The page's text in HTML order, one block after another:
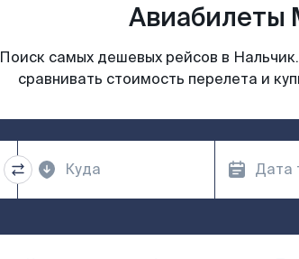
Авиабилеты
Поиск самых дешевых рейсов в
сравнивать стоимость перелета и